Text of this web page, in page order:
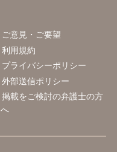
ご意見・ご要望
利用規約
プライバシーポリシー
外部送信ポリシー
掲載をご検討の弁護士の方
へ